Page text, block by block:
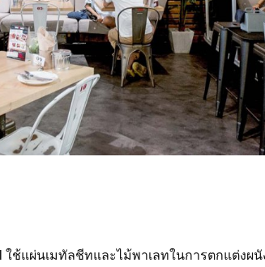
ใช้แผ่นเมทัลชีทและไม้พาเลทในการตกแต่งผนั